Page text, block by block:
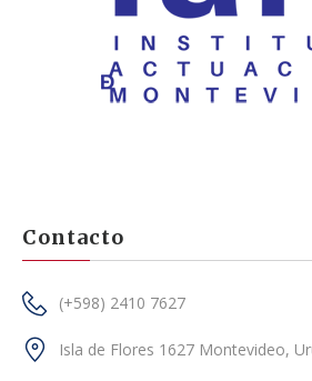
Contacto
(+598) 2410 7627
Isla de Flores 1627 Montevideo,